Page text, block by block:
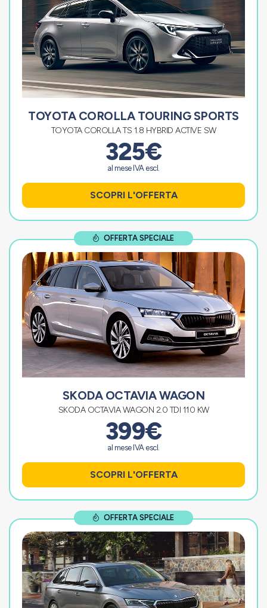
TOYOTA COROLLA TOURING SPORTS
TOYOTA COROLLA TS 1.8 HYBRID ACTIVE SW
325€
al mese IVA escl.
SCOPRI L'OFFERTA
OFFERTA SPECIALE
SKODA OCTAVIA WAGON
SKODA OCTAVIA WAGON 2.0 TDI 110 KW
399€
al mese IVA escl.
SCOPRI L'OFFERTA
OFFERTA SPECIALE